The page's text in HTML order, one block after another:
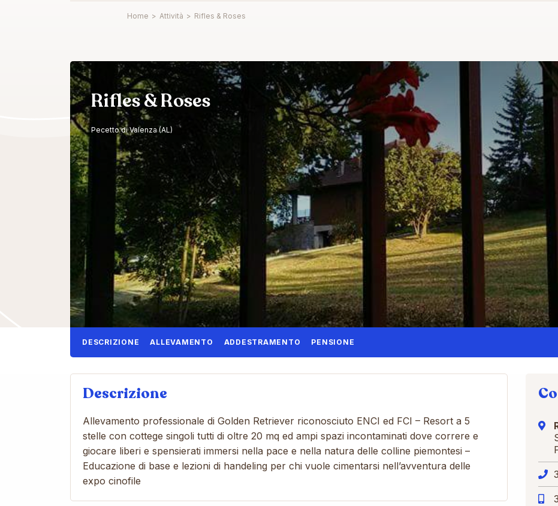
Home > Attività > Rifles & Roses
Rifles & Roses
Pecetto di Valenza (AL)
DESCRIZIONE ALLEVAMENTO ADDESTRAMENTO PENSIONE
Descrizione
Allevamento professionale di Golden Retriever riconosciuto ENCI ed FCI – Resort a 5
stelle con cottege singoli tutti di oltre 20 mq ed ampi spazi incontaminati dove correre e
giocare liberi e spensierati immersi nella pace e nella natura delle colline piemontesi –
Educazione di base e lezioni di handeling per chi vuole cimentarsi nell’avventura delle
expo cinofile